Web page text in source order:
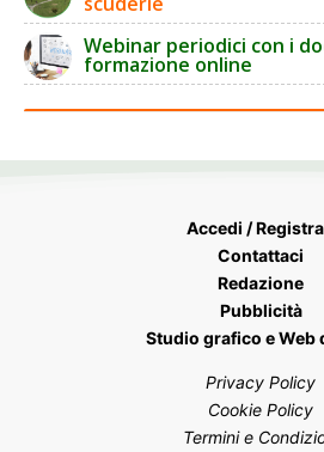
Webinar periodici con i
formazione online
Accedi /
Contattaci
Redazione
Pubblicità
Studio grafico e Web
Privacy Policy
Cookie Policy
Termini e